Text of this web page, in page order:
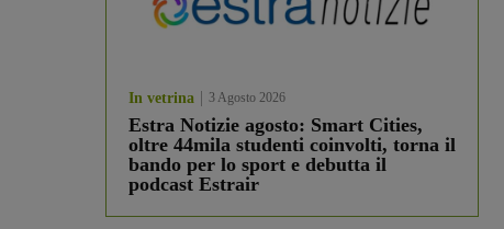
In vetrina 3 Agosto 2026
Estra Notizie agosto: Smart Cities,
oltre 44mila studenti coinvolti, torna il
bando per lo sport e debutta il
podcast Estrair